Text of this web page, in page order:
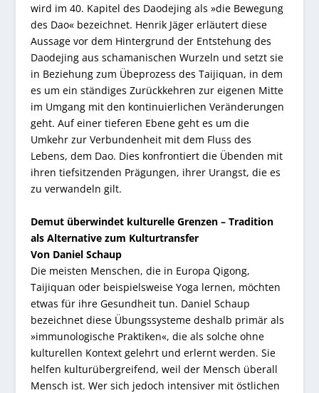
wird im 40. Kapitel des Daodejing als »die Bewegung
des Dao« bezeichnet. Henrik Jäger erläutert diese
Aussage vor dem Hintergrund der Entstehung des
Daodejing aus schamanischen Wurzeln und setzt sie
in Beziehung zum Übeprozess des Taijiquan, in dem
es um ein ständiges Zurückkehren zur eigenen Mitte
im Umgang mit den kontinuierlichen Veränderungen
geht. Auf einer tieferen Ebene geht es um die
Umkehr zur Verbundenheit mit dem Fluss des
Lebens, dem Dao. Dies konfrontiert die Übenden mit
ihren tiefsitzenden Prägungen, ihrer Urangst, die es
zu verwandeln gilt.
Demut überwindet kulturelle Grenzen – Tradition
als Alternative zum Kulturtransfer
Von Daniel Schaup
Die meisten Menschen, die in Europa Qigong,
Taijiquan oder beispielsweise Yoga lernen, möchten
etwas für ihre Gesundheit tun. Daniel Schaup
bezeichnet diese Übungssysteme deshalb primär als
»immunologische Praktiken«, die als solche ohne
kulturellen Kontext gelehrt und erlernt werden. Sie
helfen kulturübergreifend, weil der Mensch überall
Mensch ist. Wer sich jedoch intensiver mit östlichen